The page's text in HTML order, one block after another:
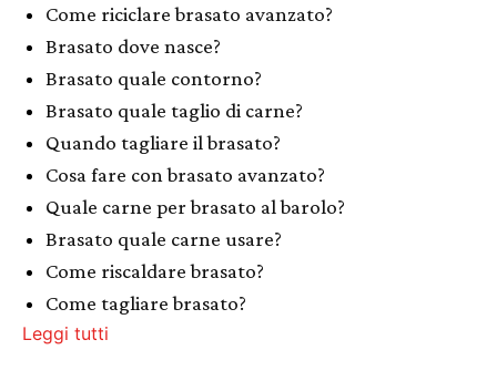
Come riciclare brasato avanzato?
Brasato dove nasce?
Brasato quale contorno?
Brasato quale taglio di carne?
Quando tagliare il brasato?
Cosa fare con brasato avanzato?
Quale carne per brasato al barolo?
Brasato quale carne usare?
Come riscaldare brasato?
Come tagliare brasato?
Leggi tutti